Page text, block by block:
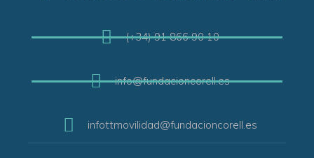
(+34) 91 866 90 10
info@fundacioncorell.es
infottmovilidad@fundacioncorell.es